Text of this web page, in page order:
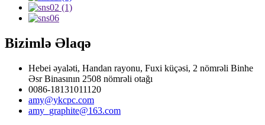
Bizimlə Əlaqə
Hebei əyaləti, Handan rayonu, Fuxi küçəsi, 2 nömrəli Binhe
Əsr Binasının 2508 nömrəli otağı
0086-18131011120
amy@ykcpc.com
amy_graphite@163.com